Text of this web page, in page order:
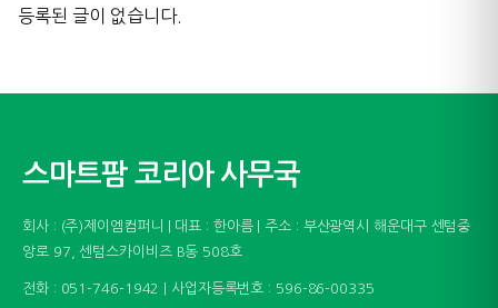
등록된 글이 없습니다.
스마트팜 코리아 사무국
회사 : (주)제이엠컴퍼니 | 대표 : 한아름 | 주소 : 부산광역시 해운대구 센텀중
앙로 97, 센텀스카이비즈 B동 508호
전화 : 051-746-1942 | 사업자등록번호 : 596-86-00335